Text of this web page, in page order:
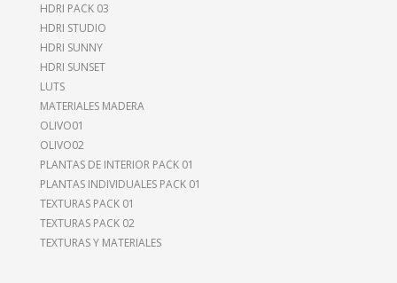
HDRI PACK 03
HDRI STUDIO
HDRI SUNNY
HDRI SUNSET
LUTS
MATERIALES MADERA
OLIVO01
OLIVO02
PLANTAS DE INTERIOR PACK 01
PLANTAS INDIVIDUALES PACK 01
TEXTURAS PACK 01
TEXTURAS PACK 02
TEXTURAS Y MATERIALES